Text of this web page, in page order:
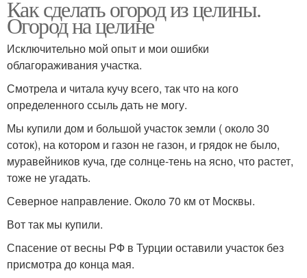
Как сделать огород из целины.
Огород на целине
Исключительно мой опыт и мои ошибки
облагораживания участка.
Смотрела и читала кучу всего, так что на кого
определенного ссыль дать не могу.
Мы купили дом и большой участок земли ( около 30
соток), на котором и газон не газон, и грядок не было,
муравейников куча, где солнце-тень на ясно, что растет,
тоже не угадать.
Северное направление. Около 70 км от Москвы.
Вот так мы купили.
Спасение от весны РФ в Турции оставили участок без
присмотра до конца мая.